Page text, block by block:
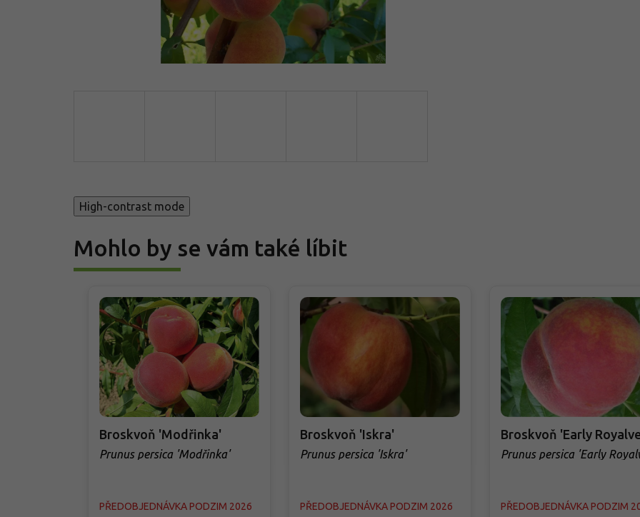
High-contrast mode
Mohlo by se vám také líbit
Broskvoň 'Modřinka'
Prunus persica 'Modřinka'
PŘEDOBJEDNÁVKA PODZIM 2026
Broskvoň 'Iskra'
Prunus persica 'Iskra'
PŘEDOBJEDNÁVKA PODZIM 2026
Broskvoň 'Early
Prunus persica 'Early
PŘEDOBJEDNÁVKA PODZIM